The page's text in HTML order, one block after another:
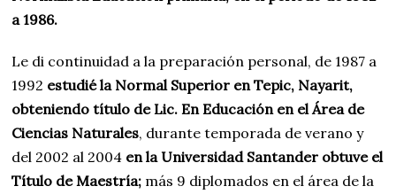
a 1986.
Le di continuidad a la preparación personal, de 1987 a
1992 estudié la Normal Superior en Tepic, Nayarit,
obteniendo título de Lic. En Educación en el Área de
Ciencias Naturales, durante temporada de verano y
del 2002 al 2004 en la Universidad Santander obtuve el
Título de Maestría; más 9 diplomados en el área de la